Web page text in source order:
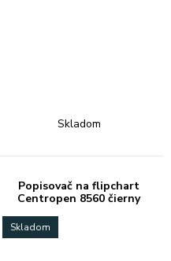
Skladom
Popisovač na flipchart
Centropen 8560 čierny
Skladom